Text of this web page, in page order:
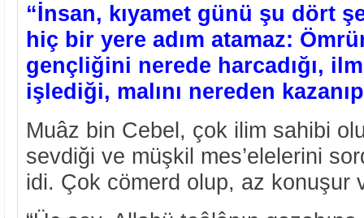
“İnsan, kıyamet günü şu dört
hiç bir yere adım atamaz:
gençliğini nerede harcadığı,
işlediği, malını nereden
Muâz bin Cebel, çok ilim sahibi
sevdiği ve müşkil mes’elelerini
idi. Çok cömerd olup, az konuşur